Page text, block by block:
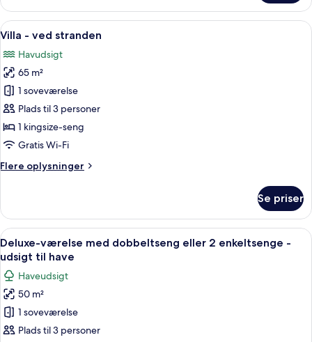
-
havudsigt
Indlæs
alle
billeder
af
Villa
-
ved
stranden
Et hotelværelse med træloft, en seng
10
Villa - ved stranden
Havudsigt
65 m²
1 soveværelse
Plads til 3 personer
1 kingsize-seng
Gratis Wi-Fi
Flere oplysninger
Flere
-
ved
stranden
Se priser
Indlæs
alle
billeder
af
Deluxe-
værelse
med
Et hotelværelse med en seng, et
8
Deluxe-værelse med dobbeltseng eller 2 enkeltsenge -
udsigt til have
Haveudsigt
50 m²
1 soveværelse
Plads til 3 personer